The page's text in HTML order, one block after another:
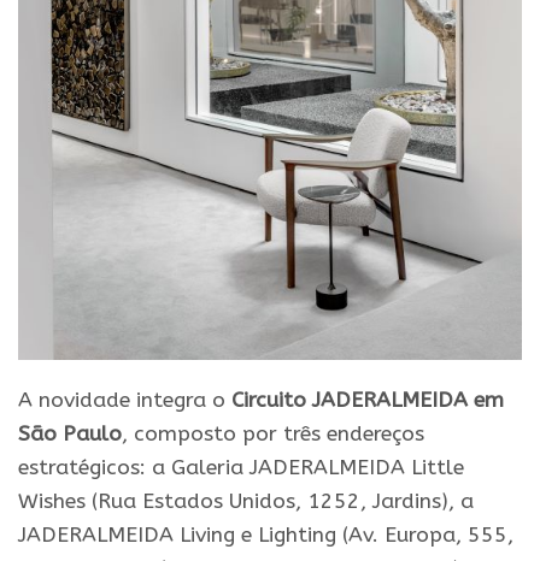
A novidade integra o Circuito JADERALMEIDA em
São Paulo, composto por três endereços
estratégicos: a Galeria JADERALMEIDA Little
Wishes (Rua Estados Unidos, 1252, Jardins), a
JADERALMEIDA Living e Lighting (Av. Europa, 555,